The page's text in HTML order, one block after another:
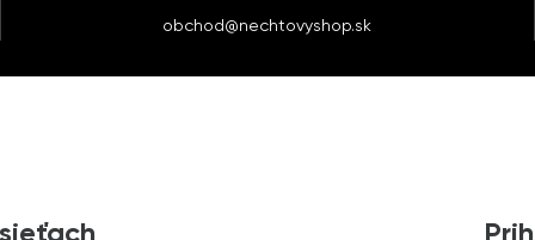
obchod@nechtovyshop.sk